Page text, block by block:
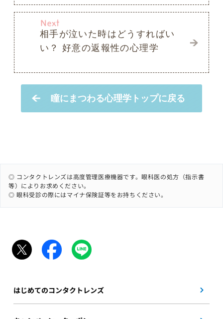
◎ コンタクトレンズは高度管理医療機器です。眼科医の処方（指示書
等）によりお求めください。
◎ 眼科受診の際にはマイナ保険証等をお持ちください。
はじめてのコンタクトレンズ